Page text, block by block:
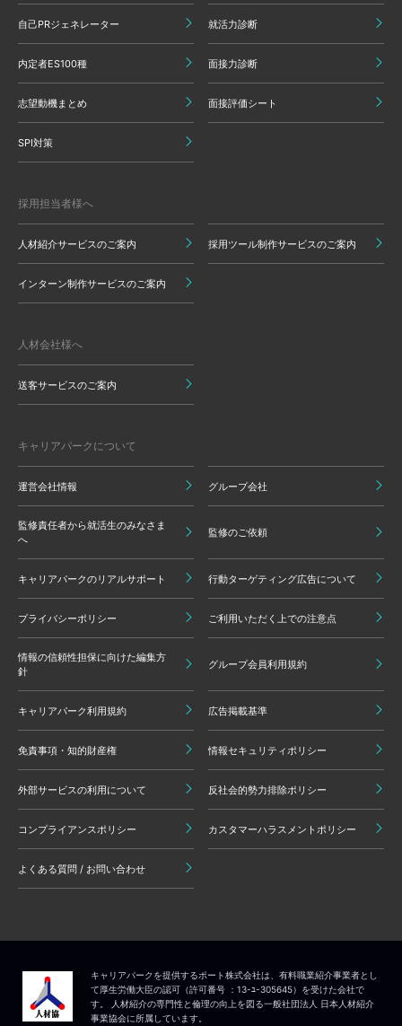
自己PRジェネレーター 就活力診断
内定者ES100種 面接力診断
志望動機まとめ 面接評価シート
SPI対策
採用担当者様へ
人材紹介サービスのご案内 採用ツール制作サービスのご案内
インターン制作サービスのご案内
人材会社様へ
送客サービスのご案内
キャリアパークについて
運営会社情報 グループ会社
監修責任者から就活生のみなさま
へ
監修のご依頼
キャリアパークのリアルサポート 行動ターゲティング広告について
プライバシーポリシー ご利用いただく上での注意点
情報の信頼性担保に向けた編集方
針
グループ会員利用規約
キャリアパーク利用規約 広告掲載基準
免責事項・知的財産権 情報セキュリティポリシー
外部サービスの利用について 反社会的勢力排除ポリシー
コンプライアンスポリシー カスタマーハラスメントポリシー
よくある質問 / お問い合わせ